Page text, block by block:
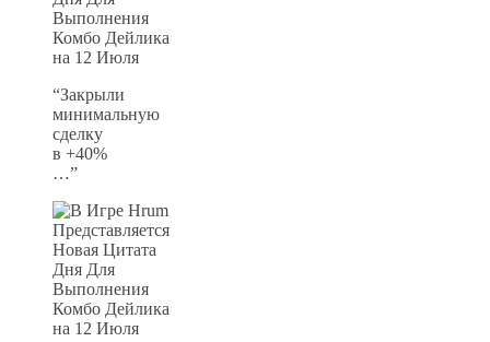
“Закрыли
минимальную
сделку
в +40%
…”